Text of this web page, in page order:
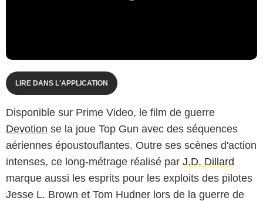
LIRE DANS L'APPLICATION
Disponible sur Prime Video, le film de guerre
Devotion se la joue Top Gun avec des séquences
aériennes époustouflantes. Outre ses scènes d'action
intenses, ce long-métrage réalisé par J.D. Dillard
marque aussi les esprits pour les exploits des pilotes
Jesse L. Brown et Tom Hudner lors de la guerre de